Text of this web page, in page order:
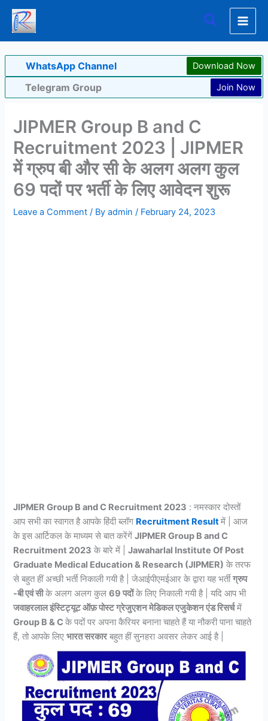
Skip
content
Search
WhatsApp Channel Download Now
Telegram Group Join Now
JIPMER Group B and C
Recruitment 2023 | JIPMER
में ग्रुप बी और सी के अलग अलग कुल
69 पदों पर भर्ती के लिए आवेदन शुरू
Leave a Comment / Byadmin/ February 24, 2023
JIPMER Group B and C Recruitment 2023 : नमस्कार दोस्तों
आप सभी का स्वागत है आपके हिंदी ब्लॉग Recruitment Resultमें | आज
के इस आर्टिकल के माध्यम से बात करेंगेंJIPMER Group B and C
Recruitment 2023 के बारे में |Jawaharlal Institute Of Post
Graduate Medical Education & Research (JIPMER) के तरफ
से बहुत हीं अच्छी भर्ती निकाली गयी है | जेआईपीएमईआर के द्वारा यह भर्तीग्रुप
-बी एवं सीके अलग अलग कुल69 पदोंके लिए निकाली गयी है | यदि आप भी
जवाहरलाल इंस्टिट्यूट ऑफ़ पोस्ट ग्रेजुएशन मेडिकल एजुकेशन एंड रिसर्चमें
Group B & Cके पदों पर अपना कैरियर बनाना चाहते हैं या नौकरी पाना चाहते
हैं, तो आपके लिएभारत सरकारबहुत हीं सुनहरा अवसर लेकर आई है |